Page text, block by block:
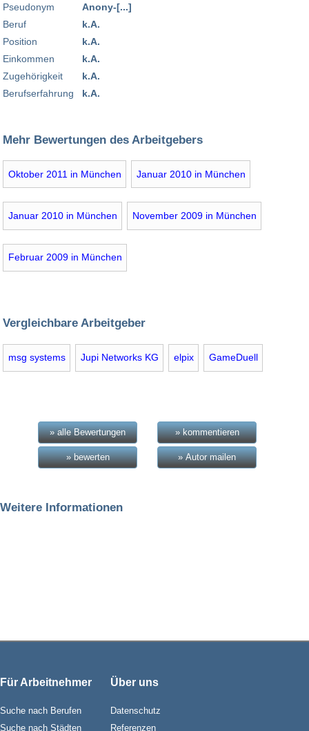
Pseudonym
Beruf
Position
Einkommen
Zugehörigkeit
Berufserfahrung
Anony-[...]
k.A.
k.A.
k.A.
k.A.
k.A.
Mehr Bewertungen des Arbeitgebers
Oktober 2011 in München Januar 2010 in München
Januar 2010 in München November 2009 in München
Februar 2009 in München
Vergleichbare Arbeitgeber
msg systems Jupi Networks KG elpix GameDuell
» alle Bewertungen » kommentieren
» bewerten » Autor mailen
Weitere Informationen
Für Arbeitnehmer
Suche nach Berufen
Suche nach Städten
Über uns
Datenschutz
Referenzen